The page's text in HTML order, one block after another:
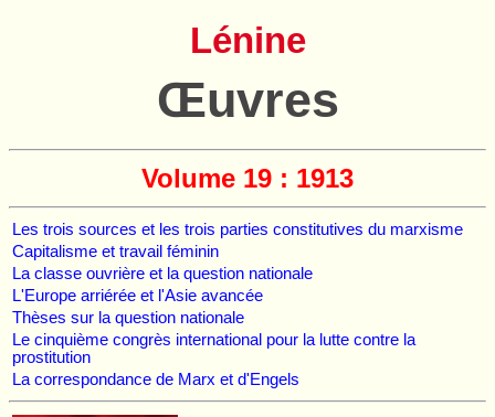
Lénine
Œuvres
Volume 19 : 1913
Les trois sources et les trois parties constitutives du marxisme
Capitalisme et travail féminin
La classe ouvrière et la question nationale
L'Europe arriérée et l'Asie avancée
Thèses sur la question nationale
Le cinquième congrès international pour la lutte contre la
prostitution
La correspondance de Marx et d'Engels